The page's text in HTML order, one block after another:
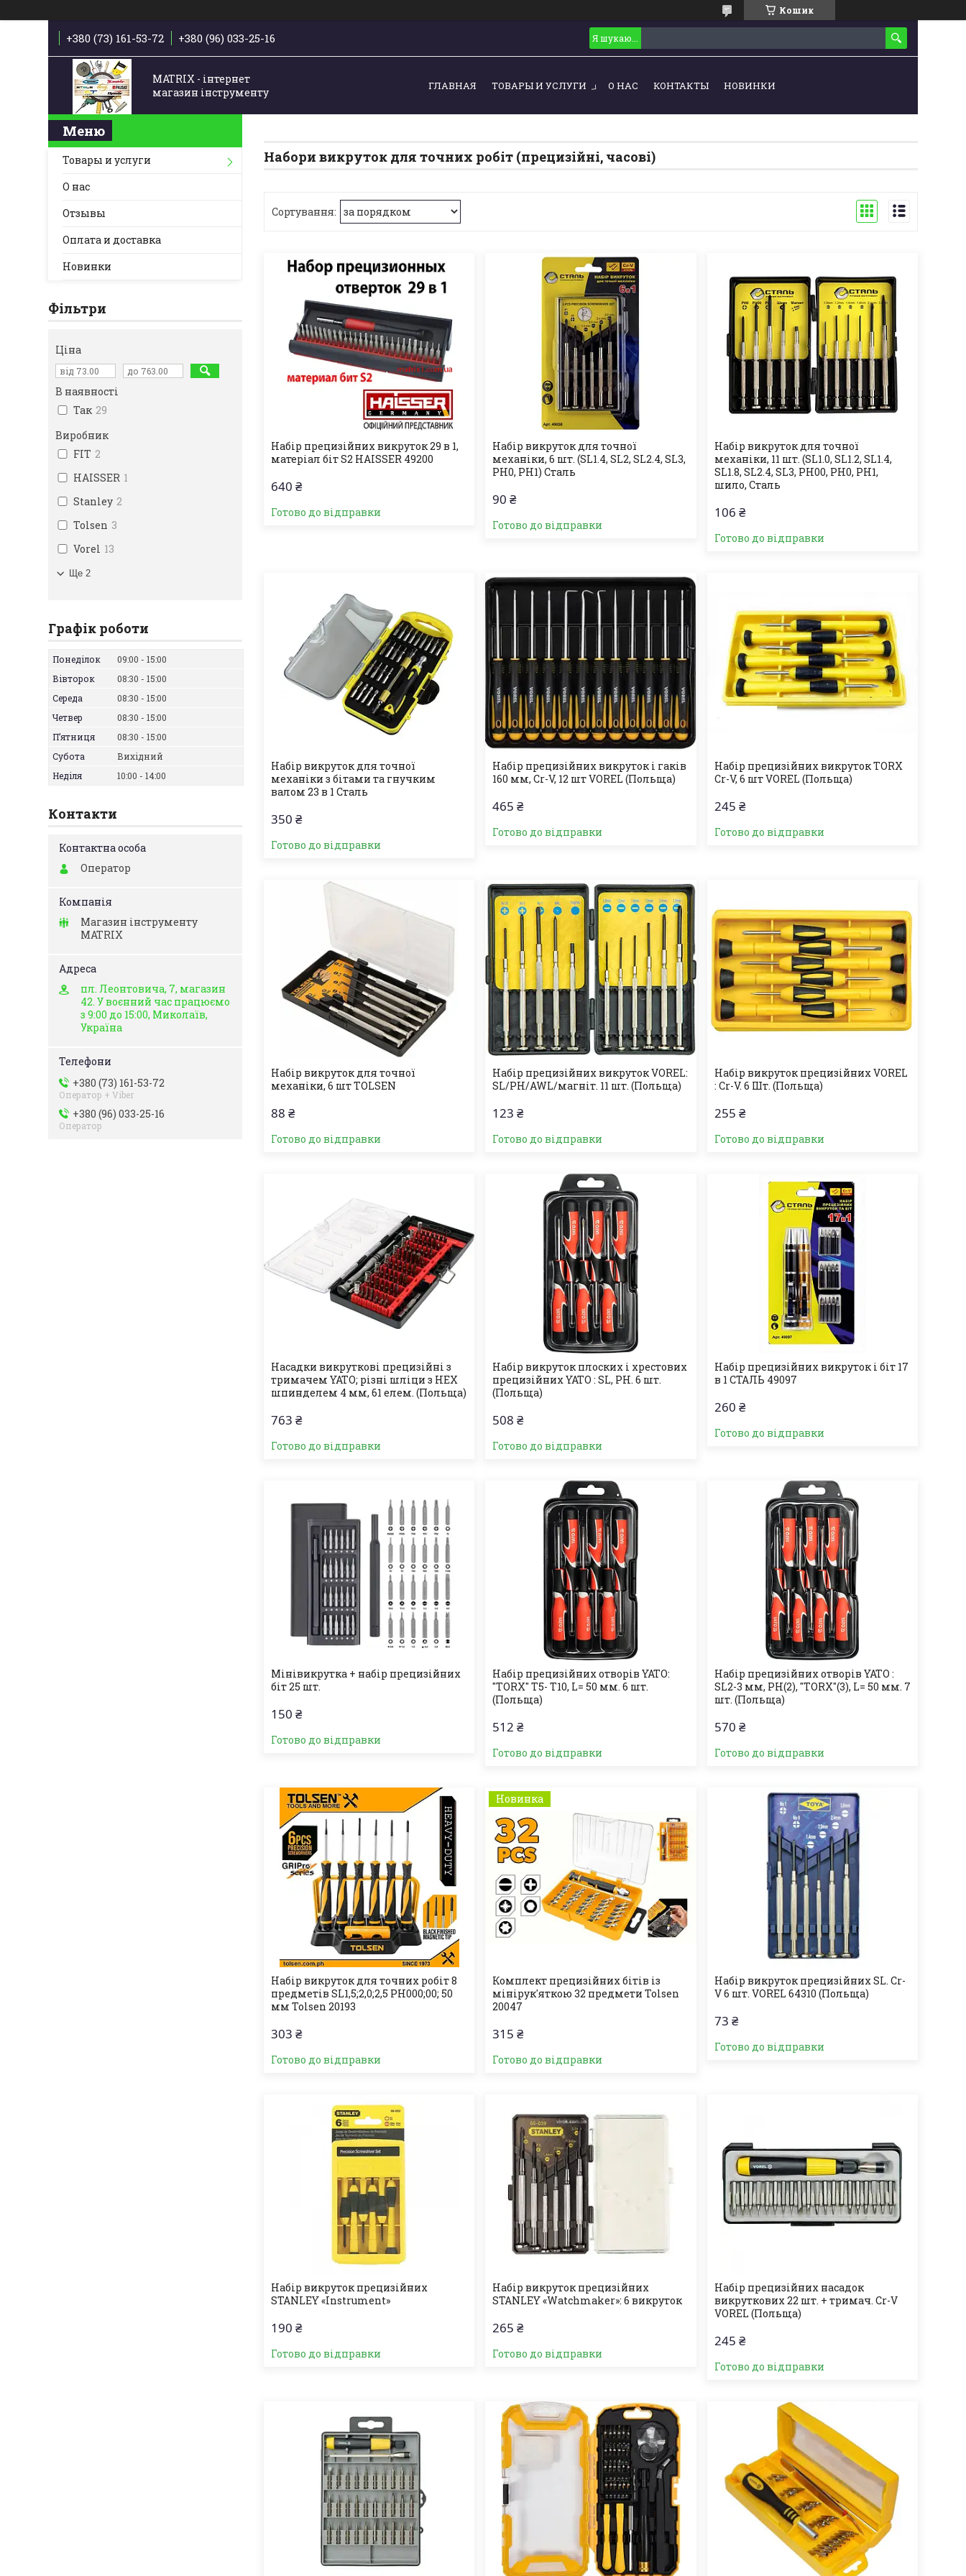
Кошик
+380 (73) 161-53-72 +380 (96) 033-25-16
MATRIX - інтернет
магазин інструменту
ГЛАВНАЯ ТОВАРЫ И УСЛУГИ О НАС КОНТАКТЫ НОВИНКИ
Набори викруток для точних робіт (прецизійні, часові)
Набір прецизійних викруток 29 в 1,
матеріал біт S2 HAISSER 49200
640 ₴
Готово до відправки
Набір викруток для точної
механіки, 6 шт. (SL1.4, SL2, SL2.4, SL3,
PH0, PH1) Сталь
90 ₴
Готово до відправки
Набір викруток для точної
механіки, 11 шт. (SL1.0, SL1.2, SL1.4,
SL1.8, SL2.4, SL3, PH00, PH0, PH1,
шило, Сталь
106 ₴
Готово до відправки
Набір викруток для точної
механіки з бітами та гнучким
валом 23 в 1 Сталь
350 ₴
Готово до відправки
Набір прецизійних викруток і гаків
160 мм, Cr-V, 12 шт VOREL (Польща)
465 ₴
Готово до відправки
Набір прецизійних викруток ТОRХ
Cr-V, 6 шт VOREL (Польща)
245 ₴
Готово до відправки
Набір викруток для точної
механіки, 6 шт TOLSEN
88 ₴
Готово до відправки
Набір прецизійних викруток VOREL:
SL/PH/AWL/магніт. 11 шт. (Польща)
123 ₴
Готово до відправки
Набір викруток прецизійних VOREL
: Cr-V. 6 Шт. (Польща)
255 ₴
Готово до відправки
Насадки викруткові прецизійні з
тримачем YATO; різні шліци з HEX
шпинделем 4 мм, 61 елем. (Польща)
763 ₴
Готово до відправки
Набір викруток плоских і хрестових
прецизійних YATO : SL, PH. 6 шт.
(Польща)
508 ₴
Готово до відправки
Набір прецизійних викруток і біт 17
в 1 СТАЛЬ 49097
260 ₴
Готово до відправки
Мінівикрутка + набір прецизійних
біт 25 шт.
150 ₴
Готово до відправки
Набір прецизійних отворів YATO:
"TORX" T5- Т10, L= 50 мм. 6 шт.
(Польща)
512 ₴
Готово до відправки
Набір прецизійних отворів YATO :
SL2-3 мм, PH(2), "TORX"(3), L= 50 мм. 7
шт. (Польща)
570 ₴
Готово до відправки
Набір викруток для точних робіт 8
предметів SL1,5;2,0;2,5 PH000;00; 50
мм Tolsen 20193
303 ₴
Готово до відправки
Новинка
Комплект прецизійних бітів із
мінірук'яткою 32 предмети Tolsen
20047
315 ₴
Готово до відправки
Набір викруток прецизійних SL. Cr-
V 6 шт. VOREL 64310 (Польща)
73 ₴
Готово до відправки
Набір викруток прецизійних
STANLEY «Instrument»
190 ₴
Готово до відправки
Набір викруток прецизійних
STANLEY «Watchmaker»: 6 викруток
265 ₴
Готово до відправки
Набір прецизійних насадок
викруткових 22 шт. + тримач. Cr-V
VOREL (Польща)
245 ₴
Готово до відправки
Товары и услуги
О нас
Отзывы
Оплата и доставка
Новинки
Фільтри
Ціна
В наявності
Так 29
Виробник
FIT 2
HAISSER 1
Stanley 2
Tolsen 3
Vorel 13
Ще 2
Графік роботи
Понеділок 09:00
15:00
Вівторок
08:30
15:00
Середа
08:30
15:00
Четвер
08:30
15:00
Пʼятниця
08:30
15:00
Субота
Вихідний
Неділя
10:00 14:00
Контакти
Оператор
Магазин інструменту
MATRIX
пл. Леонтовича, 7, магазин
42. У воєнний час працюємо
з 9:00 до 15:00, Миколаїв,
Україна
+380 (73) 161-53-72
Оператор + Viber
+380 (96) 033-25-16
Оператор